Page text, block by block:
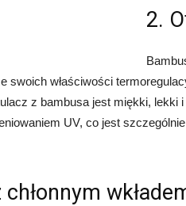
2.
swoich właściwości
z bambusa jest miękki,
UV, co jest